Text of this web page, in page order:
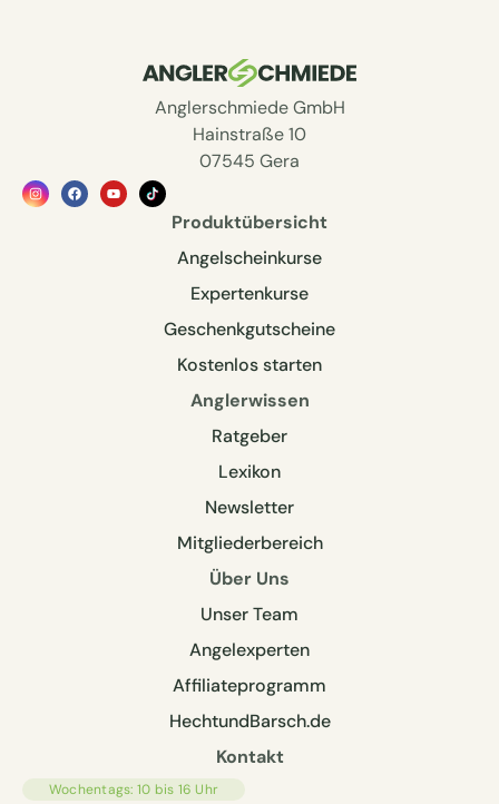
Anglerschmiede GmbH
Hainstraße 10
07545 Gera
Produktübersicht
Angelscheinkurse
Expertenkurse
Geschenkgutscheine
Kostenlos starten
Anglerwissen
Ratgeber
Lexikon
Newsletter
Mitgliederbereich
Über Uns
Unser Team
Angelexperten
Affiliateprogramm
HechtundBarsch.de
Kontakt
Wochentags: 10 bis 16 Uhr